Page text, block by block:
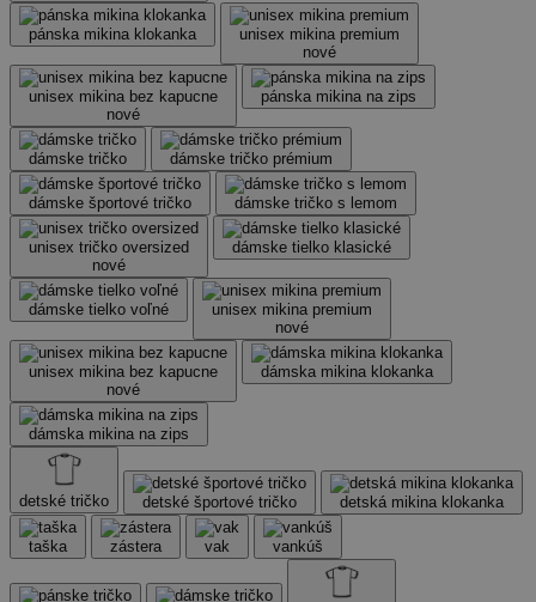
pánska mikina klokanka
unisex mikina premium
nové
unisex mikina bez kapucne
nové
pánska mikina na zips
dámske tričko dámske tričko prémium
dámske športové tričko dámske tričko s lemom
unisex tričko oversized
nové
dámske tielko klasické
dámske tielko voľné
unisex mikina premium
nové
unisex mikina bez kapucne
nové
dámska mikina klokanka
dámska mikina na zips
detské tričko detské športové tričko detská mikina klokanka
taška zástera vak vankúš